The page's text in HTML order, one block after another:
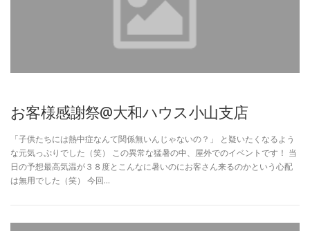
お客様感謝祭@大和ハウス小山支店
「子供たちには熱中症なんて関係無いんじゃないの？」 と疑いたくなるよう
な元気っぷりでした（笑） この異常な猛暑の中、屋外でのイベントです！ 当
日の予想最高気温が３８度とこんなに暑いのにお客さん来るのかという心配
は無用でした（笑） 今回…